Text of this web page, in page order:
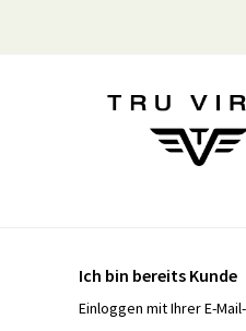
Ich bin bereits Kunde
Einloggen mit Ihrer E-